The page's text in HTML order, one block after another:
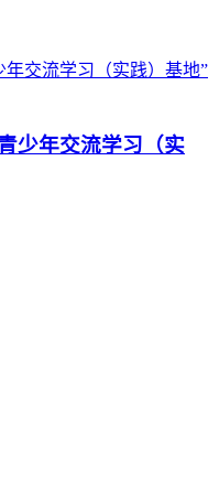
少年交流学习（实